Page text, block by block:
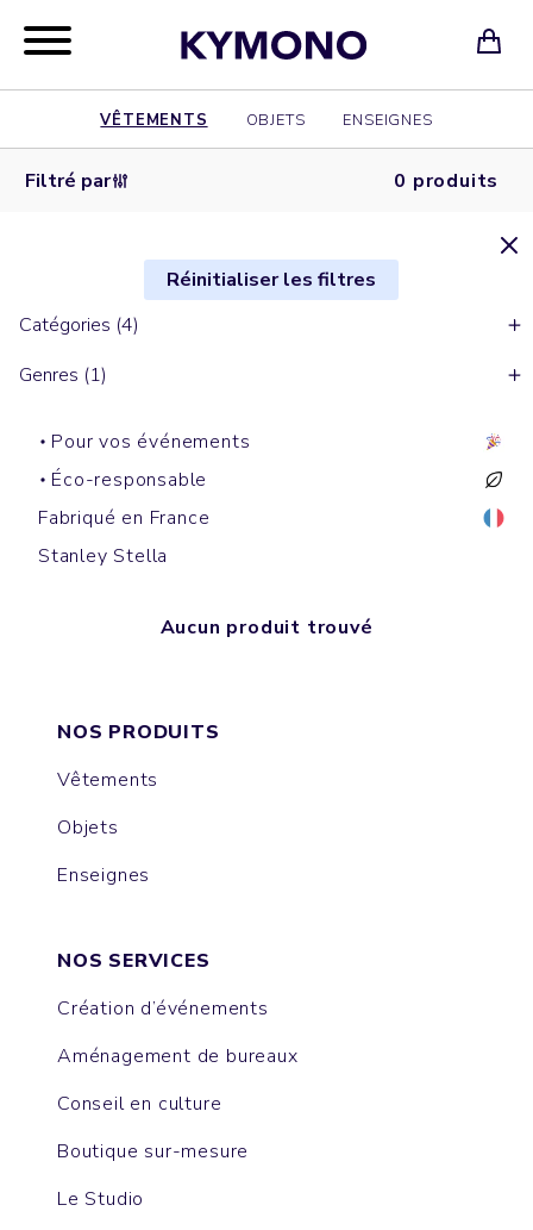
VÊTEMENTS OBJETS ENSEIGNES
Filtré par 0 produits
Réinitialiser les filtres
Catégories (4)
Genres (1)
Pour vos événements
Éco-responsable
Fabriqué en France
Stanley Stella
Aucun produit trouvé
NOS PRODUITS
Vêtements
Objets
Enseignes
NOS SERVICES
Création d’événements
Aménagement de bureaux
Conseil en culture
Boutique sur-mesure
Le Studio